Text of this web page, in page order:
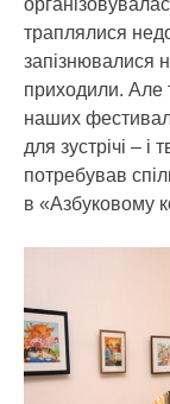
траплялися
запізнювалися
приходили. Але
наших
для зустрічі – і
потребував
в «Азбуковому